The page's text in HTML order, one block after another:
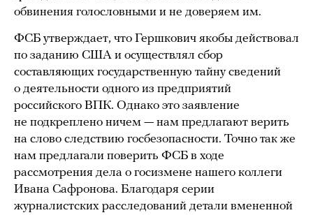
обвинения голословными и не доверяем им.
ФСБ утверждает, что Гершкович якобы действовал
по заданию США и осуществлял сбор
составляющих государственную тайну сведений
о деятельности одного из предприятий
российского ВПК. Однако это заявление
не подкреплено ничем — нам предлагают верить
на слово следствию госбезопасности. Точно так же
нам предлагали поверить ФСБ в ходе
рассмотрения дела о госизмене нашего коллеги
Ивана Сафронова. Благодаря серии
журналистских расследований детали вмененной